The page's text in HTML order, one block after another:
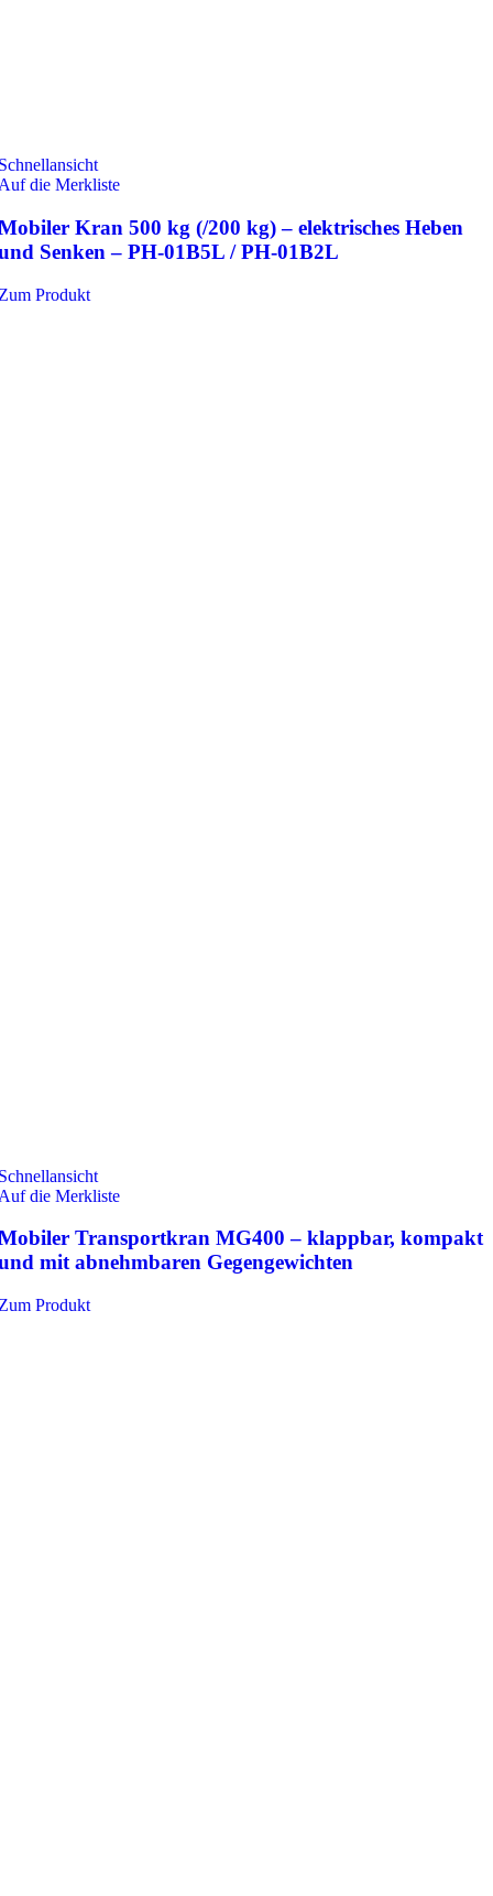
die Merkliste
Kran 500 kg (/200 kg) – elektrisches Heben
Senken – PH-01B5L / PH-01B2L
Produkt
die Merkliste
Transportkran MG400 – klappbar, kompakt
mit abnehmbaren Gegengewichten
Produkt